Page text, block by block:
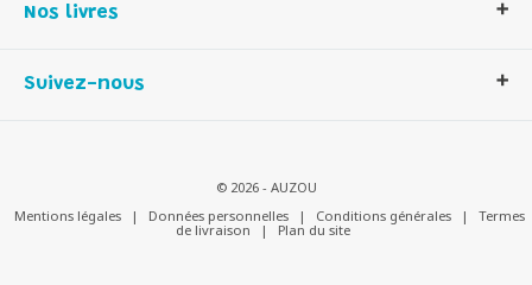
Notre histoire
Contactez-nous
Nos livres
Livres enfants
Suivez-nous
© 2026 - AUZOU
Mentions légales
| Données personnelles | Conditions générales |
Termes
de livraison
| Plan du site